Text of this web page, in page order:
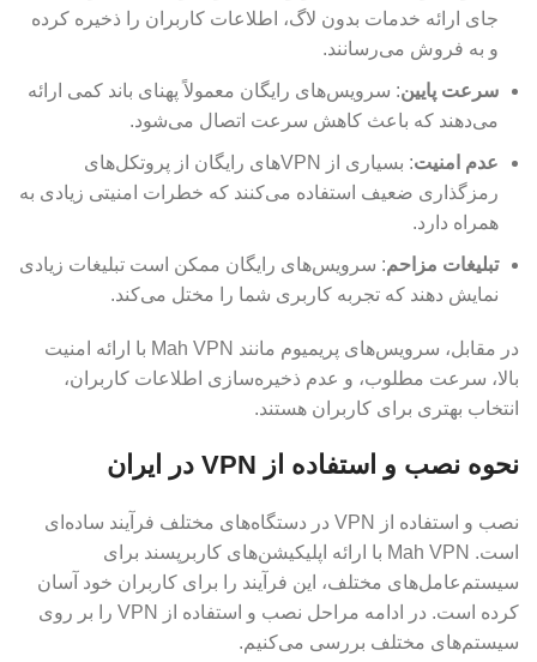
جای ارائه خدمات بدون لاگ، اطلاعات کاربران را ذخیره کرده
و به فروش می‌رسانند.
سرعت پایین: سرویس‌های رایگان معمولاً پهنای باند کمی ارائه
می‌دهند که باعث کاهش سرعت اتصال می‌شود.
عدم امنیت
: بسیاری از VPN‌های رایگان از پروتکل‌های
رمزگذاری ضعیف استفاده می‌کنند که خطرات امنیتی زیادی به
همراه دارد.
تبلیغات مزاحم: سرویس‌های رایگان ممکن است تبلیغات زیادی
نمایش دهند که تجربه کاربری شما را مختل می‌کند.
در مقابل، سرویس‌های پریمیوم مانند Mah VPN با ارائه امنیت
بالا، سرعت مطلوب، و عدم ذخیره‌سازی اطلاعات کاربران،
انتخاب بهتری برای کاربران هستند.
نحوه نصب و استفاده از VPN در ایران
نصب و استفاده از VPN در دستگاه‌های مختلف فرآیند ساده‌ای
است. Mah VPN با ارائه اپلیکیشن‌های کاربرپسند برای
سیستم‌عامل‌های مختلف، این فرآیند را برای کاربران خود آسان
کرده است. در ادامه مراحل نصب و استفاده از VPN را بر روی
سیستم‌های مختلف بررسی می‌کنیم.